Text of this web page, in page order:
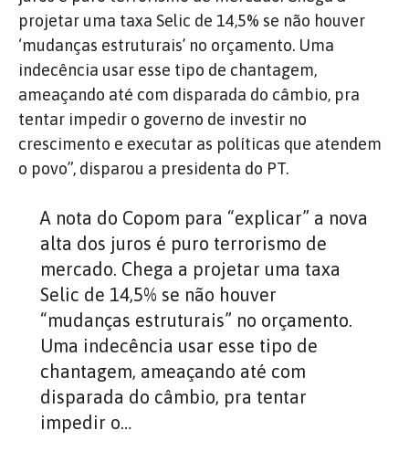
projetar uma taxa Selic de 14,5% se não houver
‘mudanças estruturais’ no orçamento. Uma
indecência usar esse tipo de chantagem,
ameaçando até com disparada do câmbio, pra
tentar impedir o governo de investir no
crescimento e executar as políticas que atendem
o povo”, disparou a presidenta do PT.
A nota do Copom para “explicar” a nova
alta dos juros é puro terrorismo de
mercado. Chega a projetar uma taxa
Selic de 14,5% se não houver
“mudanças estruturais” no orçamento.
Uma indecência usar esse tipo de
chantagem, ameaçando até com
disparada do câmbio, pra tentar
impedir o…